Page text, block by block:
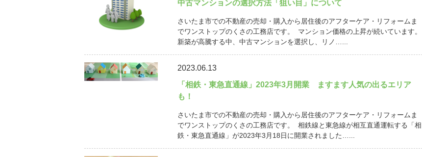
中古マンションの選択方法「狙い目」について
さいたま市での不動産の売却・購入から居住後のアフターケア・リフォームま
でワンストップのくさの工務店です。 マンション価格の上昇が続いています。
新築が高騰する中、中古マンションを選択し、リノ…...
2023.06.13
「相鉄・東急直通線」2023年3月開業 ますます人気の出るエリア
も！
さいたま市での不動産の売却・購入から居住後のアフターケア・リフォームま
でワンストップのくさの工務店です。 相鉄線と東急線が相互直通運転する「相
鉄・東急直通線」が2023年3月18日に開業されました…...